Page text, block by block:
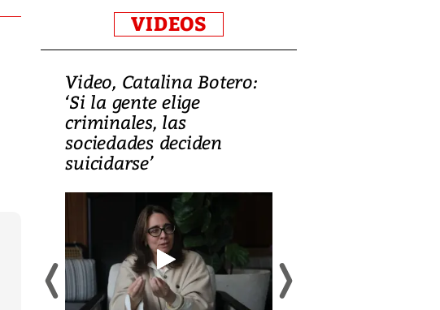
VIDEOS
Video, Catalina Botero:
‘Si la gente elige
criminales, las
sociedades deciden
suicidarse’